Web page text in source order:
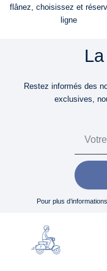
flânez, choisissez et
ligne
Restez informés des
exclusives,
Pour plus